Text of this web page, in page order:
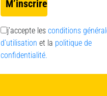
j’accepte les conditions
d’utilisation et la politique de
confidentialité.